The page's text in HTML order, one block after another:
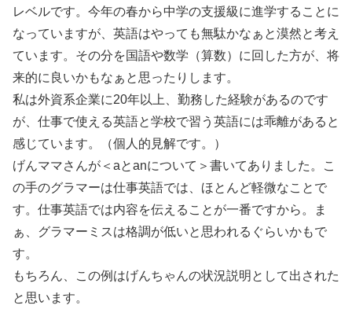
レベルです。今年の春から中学の支援級に進学することに
なっていますが、英語はやっても無駄かなぁと漠然と考え
ています。その分を国語や数学（算数）に回した方が、将
来的に良いかもなぁと思ったりします。
私は外資系企業に20年以上、勤務した経験があるのです
が、仕事で使える英語と学校で習う英語には乖離があると
感じています。（個人的見解です。）
げんママさんが＜aとanについて＞書いてありました。こ
の手のグラマーは仕事英語では、ほとんど軽微なことで
す。仕事英語では内容を伝えることが一番ですから。ま
ぁ、グラマーミスは格調が低いと思われるぐらいかもで
す。
もちろん、この例はげんちゃんの状況説明として出された
と思います。